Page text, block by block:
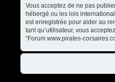
Vous acceptez de ne pas
hébergé ou les lois
est enregistrée pour aider au
tant qu’utilisateur, vous
“Forum www.pirates-